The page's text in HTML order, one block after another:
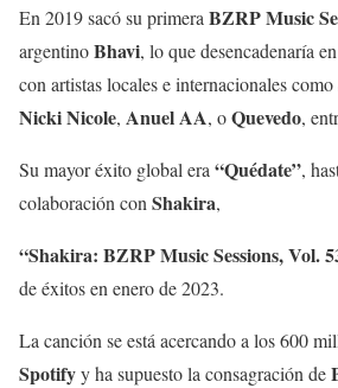
En 2019 sacó su primera BZRP Music
argentinoBhavi, lo que desencadenaría
con artistas locales e internacionales como
Nicki Nicole, Anuel AA, oQuevedo,
Su mayor éxito global era “Quédate”,
colaboración con Shakira,
“Shakira: BZRP Music Sessions, Vol.
de éxitos en enero de 2023.
La canción se está acercando a los 600
Spotifyy ha supuesto la consagración de